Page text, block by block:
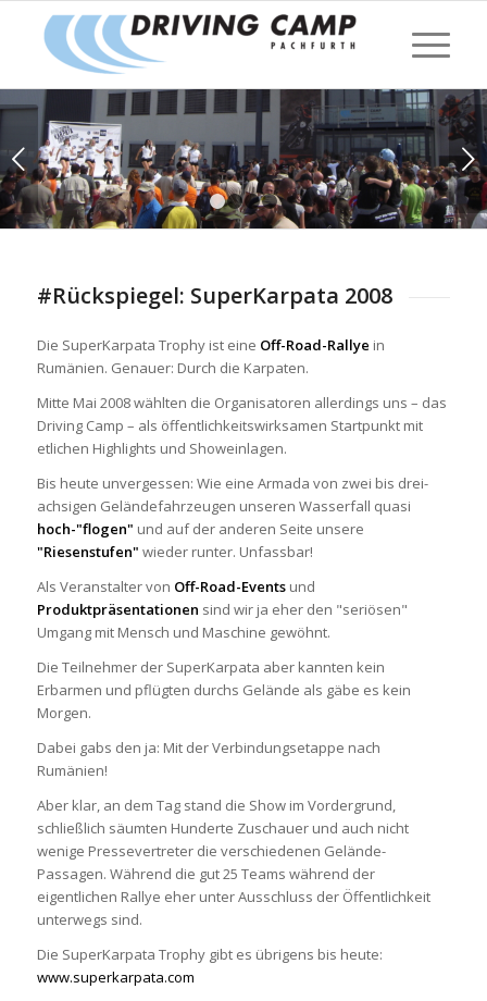
Weiter
1 2 3 4
#Rückspiegel: SuperKarpata 2008
Die SuperKarpata Trophy ist eine Off-Road-Rallye in
Rumänien. Genauer: Durch die Karpaten.
Mitte Mai 2008 wählten die Organisatoren allerdings uns – das
Driving Camp – als öffentlichkeitswirksamen Startpunkt mit
etlichen Highlights und Showeinlagen.
Bis heute unvergessen: Wie eine Armada von zwei bis drei-
achsigen Geländefahrzeugen unseren Wasserfall quasi
hoch-"flogen" und auf der anderen Seite unsere
"Riesenstufen" wieder runter. Unfassbar!
Als Veranstalter von Off-Road-Eventsund
Produktpräsentationen sind wir ja eher den "seriösen"
Umgang mit Mensch und Maschine gewöhnt.
Die Teilnehmer der SuperKarpata aber kannten kein
Erbarmen und pflügten durchs Gelände als gäbe es kein
Morgen.
Dabei gabs den ja: Mit der Verbindungsetappe nach
Rumänien!
Aber klar, an dem Tag stand die Show im Vordergrund,
schließlich säumten Hunderte Zuschauer und auch nicht
wenige Pressevertreter die verschiedenen Gelände-
Passagen. Während die gut 25 Teams während der
eigentlichen Rallye eher unter Ausschluss der Öffentlichkeit
unterwegs sind.
Die SuperKarpata Trophy gibt es übrigens bis heute:
www.superkarpata.com